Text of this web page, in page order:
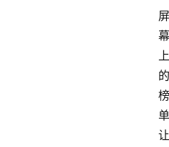
屏
幕
上
的
榜
单
让